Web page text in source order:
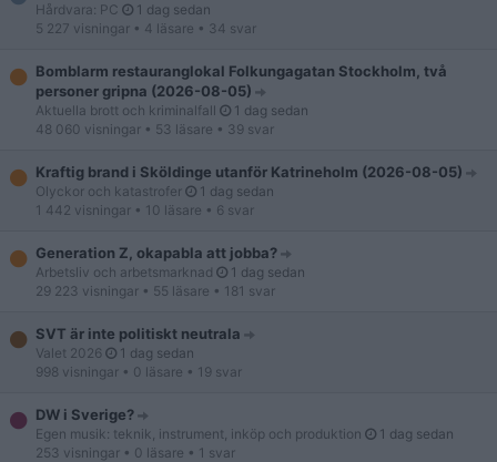
Hårdvara: PC
1 dag sedan
5 227 visningar • 4 läsare • 34 svar
Bomblarm restauranglokal Folkungagatan Stockholm, två
personer gripna (2026-08-05)
Aktuella brott och kriminalfall
1 dag sedan
48 060 visningar • 53 läsare • 39 svar
Kraftig brand i Sköldinge utanför Katrineholm (2026-08-05)
Olyckor och katastrofer
1 dag sedan
1 442 visningar • 10 läsare • 6 svar
Generation Z, okapabla att jobba?
Arbetsliv och arbetsmarknad
1 dag sedan
29 223 visningar • 55 läsare • 181 svar
SVT är inte politiskt neutrala
Valet 2026
1 dag sedan
998 visningar • 0 läsare • 19 svar
DW i Sverige?
Egen musik: teknik, instrument, inköp och produktion
1 dag sedan
253 visningar • 0 läsare • 1 svar